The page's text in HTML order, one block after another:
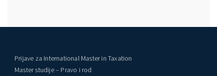
Prijave za International Master in Taxation
Master studije – Pravo i rod